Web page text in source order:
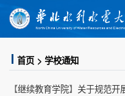
首页 学校通知
【继续教育学院】 关于规范开